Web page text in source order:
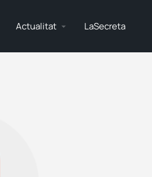
Actualitat LaSecreta